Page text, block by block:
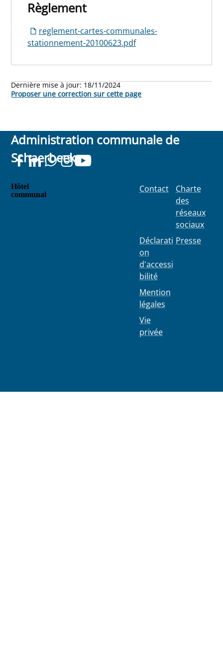
Règlement
reglement-cartes-communales-
stationnement-20100623.pdf
Dernière mise à jour: 18/11/2024
Proposer une correction sur cette page
Administration communale de
Schaerbeek
Hôtel
communal
Contact
Déclarati
on
d'accessi
bilité
Mention
légales
Vie
privée
Charte
des
réseaux
sociaux
Presse